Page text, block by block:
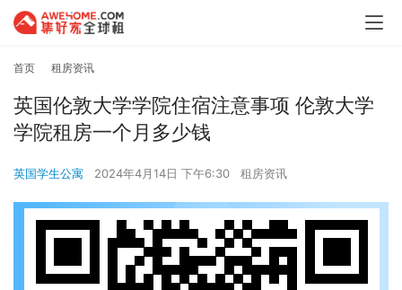
首页 租房资讯
英国伦敦大学学院住宿注意事项 伦敦大学
学院租房一个月多少钱
英国学生公寓 2024年4月14日 下午6:30 租房资讯